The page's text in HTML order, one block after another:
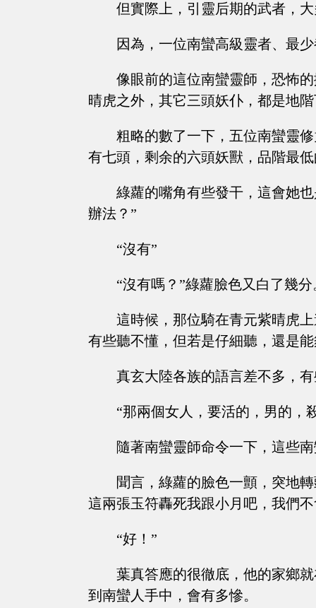
但實際上，引靈后期的武者，
因為，一位南蠻高級靈者、最
像眼前的這位南蠻靈師，恐怖
晴虎之外，其它三頭妖仆，都是地
粗略的數了一下，五位南蠻靈
有七頭，剩余的六頭妖獸，品階最
綠蘿的嘴角有些發干，這會她
辦法？”
“沒有”
“沒有嗎？”綠蘿臉色又白了幾分
這時候，那位騎在青元紫晴虎
有些聽不懂，但若是仔細聽，還是
真玄大陸各族的語言差不多，
“那兩個女人，要活的，男的，
隨著南蠻靈師命令一下，這些
聞言，綠蘿的臉色一顫，突地
這兩張玉符轟死我跟小月吧，我們
“好！”
葉真答應的很徹底，他的家鄉
到南蠻人手中，會有多慘。